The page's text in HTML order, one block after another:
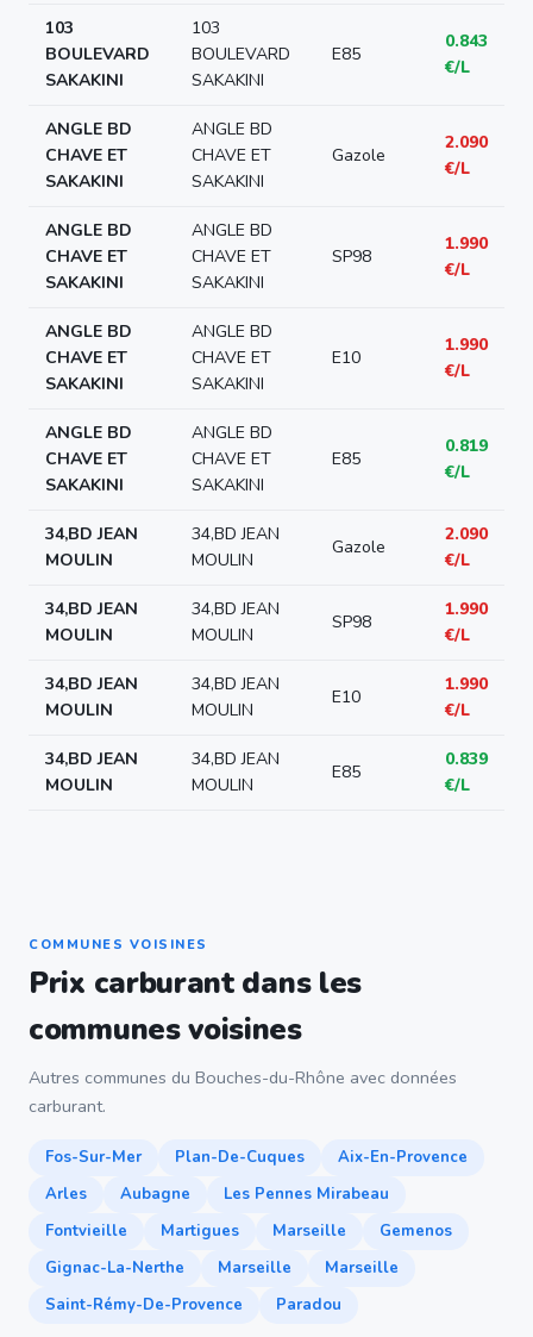
103
BOULEVARD
SAKAKINI
103
BOULEVARD
SAKAKINI
E85
0.843
€/L
ANGLE BD
CHAVE ET
SAKAKINI
ANGLE BD
CHAVE ET
SAKAKINI
Gazole
2.090
€/L
ANGLE BD
CHAVE ET
SAKAKINI
ANGLE BD
CHAVE ET
SAKAKINI
SP98
1.990
€/L
ANGLE BD
CHAVE ET
SAKAKINI
ANGLE BD
CHAVE ET
SAKAKINI
E10
1.990
€/L
ANGLE BD
CHAVE ET
SAKAKINI
ANGLE BD
CHAVE ET
SAKAKINI
E85
0.819
€/L
34,BD JEAN
MOULIN
34,BD JEAN
MOULIN
Gazole
2.090
€/L
34,BD JEAN
MOULIN
34,BD JEAN
MOULIN
SP98
1.990
€/L
34,BD JEAN
MOULIN
34,BD JEAN
MOULIN
E10
1.990
€/L
34,BD JEAN
MOULIN
34,BD JEAN
MOULIN
E85
0.839
€/L
COMMUNES VOISINES
Prix carburant dans les
communes voisines
Autres communes du Bouches-du-Rhône avec données
carburant.
Fos-Sur-Mer Plan-De-Cuques
Aix-En-Provence
Arles
Aubagne
Les Pennes Mirabeau
Fontvieille
Martigues Marseille
Gemenos
Gignac-La-Nerthe
Marseille
Marseille
Saint-Rémy-De-Provence
Paradou